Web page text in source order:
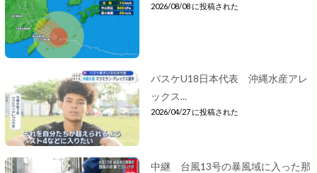
2026/08/08 に投稿された
バスケU18日本代表 沖縄水産アレ
ックス...
2026/04/27 に投稿された
中継 台風13号の暴風域に入った那